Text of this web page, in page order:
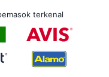
terkenal